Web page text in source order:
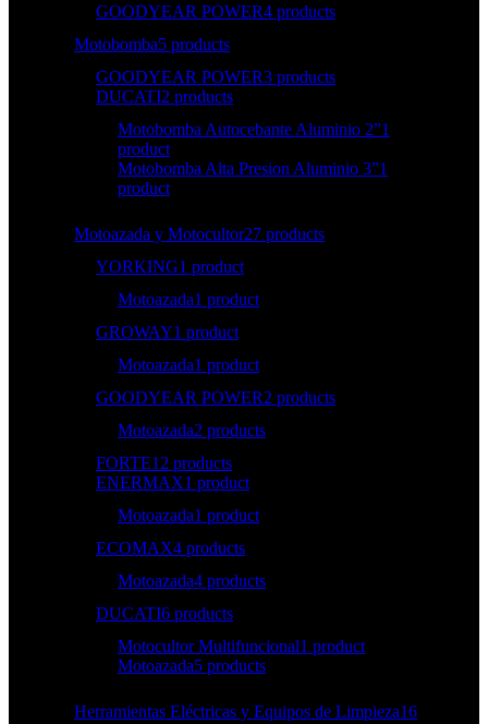
GOODYEAR POWER4 products
Motobomba5 products
GOODYEAR POWER3 products
DUCATI2 products
Motobomba Autocebante Aluminio 2”1
product
Motobomba Alta Presion Aluminio 3”1
product
Motoazada y Motocultor27 products
YORKING1 product
Motoazada1 product
GROWAY1 product
Motoazada1 product
GOODYEAR POWER2 products
Motoazada2 products
FORTE12 products
ENERMAX1 product
Motoazada1 product
ECOMAX4 products
Motoazada4 products
DUCATI6 products
Motocultor Multifuncional1 product
Motoazada5 products
Herramientas Eléctricas y Equipos de Limpieza16